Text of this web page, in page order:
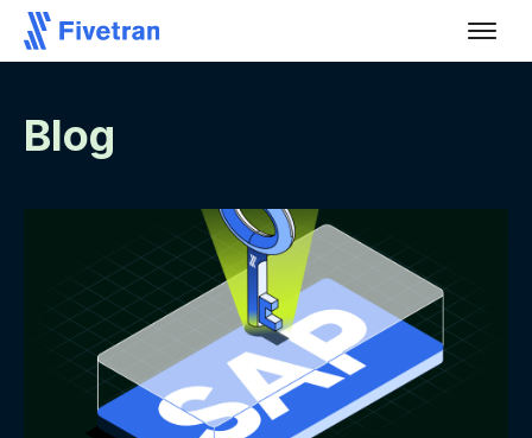
Blog